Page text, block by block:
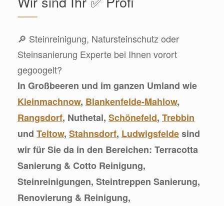
🔎 Steinreinigung, Natursteinschutz oder
Steinsanierung Experte bei Ihnen vorort
gegoogelt?
In Großbeeren und im ganzen Umland wie
Kleinmachnow, Blankenfelde-Mahlow,
Rangsdorf, Nuthetal, Schönefeld, Trebbin
und Teltow, Stahnsdorf, Ludwigsfeldesind
wir für Sie da in den Bereichen: Terracotta
Sanierung & Cotto Reinigung,
Steinreinigungen, Steintreppen Sanierung,
Renovierung & Reinigung,